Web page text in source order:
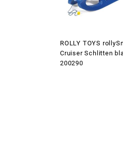
ROLLY TOYS
Cruiser Schlitten
200290